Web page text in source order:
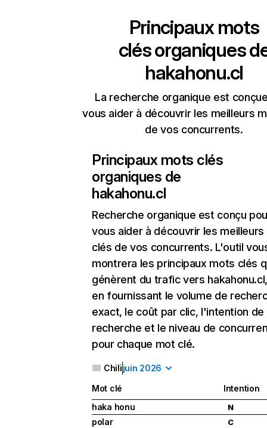
Principaux mots
clés organiques
hakahonu.cl
La recherche organique est
vous aider à découvrir les meilleurs
de vos concurrents.
Principaux mots clés
organiques de
hakahonu.cl
Recherche organique est conçu
vous aider à découvrir les
clés de vos concurrents. L'outil
montrera les principaux mots clés
génèrent du trafic vers
en fournissant le volume de
exact, le coût par clic, l'intention de
recherche et le niveau de
pour chaque mot clé.
Chilijuin 2026
Mot clé
Intention
haka honu
N
polar C